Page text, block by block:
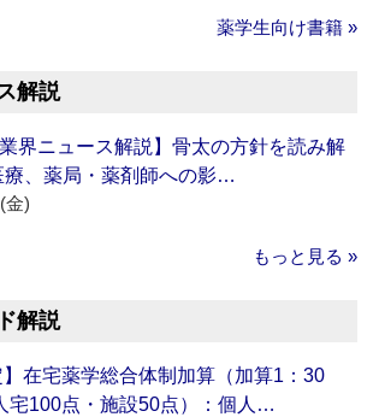
薬学生向け書籍 »
解説
業界ニュース解説】骨太の方針を読み解
療、薬局・薬剤師への影…
金)
もっと見る »
解説
】在宅薬学総合体制加算（加算1：30
宅100点・施設50点）：個人…